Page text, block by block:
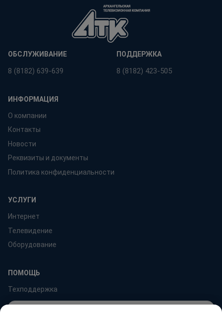
ОБСЛУЖИВАНИЕ
8 (8182) 639-639
ПОДДЕРЖКА
8 (8182) 423-505
ИНФОРМАЦИЯ
О компании
Контакты
Новости
Реквизиты и документы
Политика конфиденциальности
УСЛУГИ
Интернет
Телевидение
Оборудование
ПОМОЩЬ
Техподдержка